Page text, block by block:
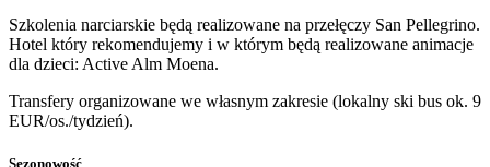
Szkolenia narciarskie będą realizowane na przełęczy San Pellegrino.
Hotel który rekomendujemy i w którym będą realizowane animacje
dla dzieci: Active Alm Moena.
Transfery organizowane we własnym zakresie (lokalny ski bus ok. 9
EUR/os./tydzień).
Sezonowość